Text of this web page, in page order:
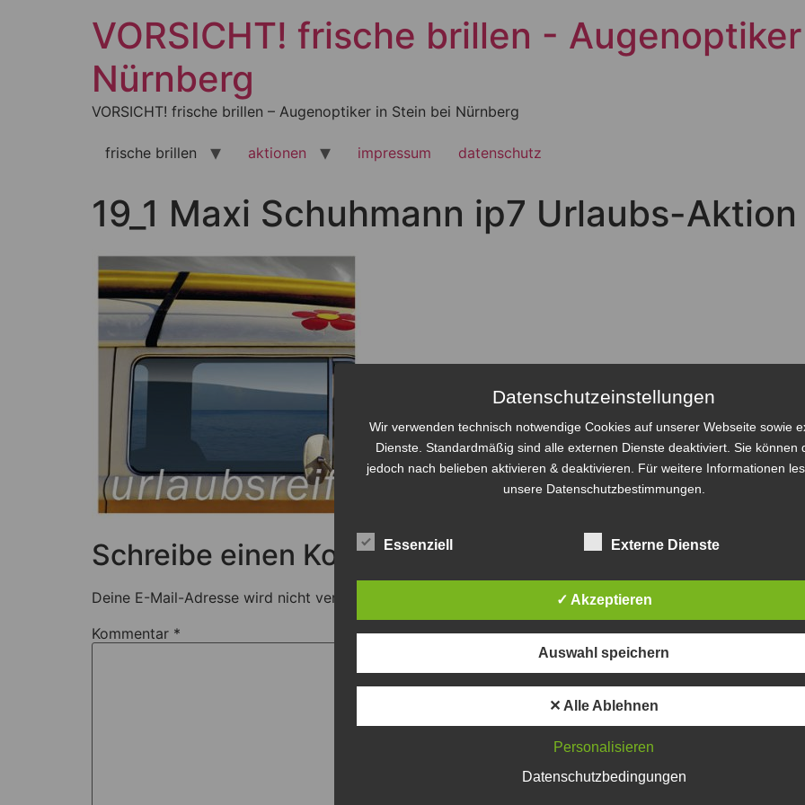
VORSICHT! frische brillen -
Nürnberg
VORSICHT! frische brillen – Augenoptiker in Stein bei Nürnberg
frische brillen aktionen impressum datenschutz
19_1 Maxi Schuhmann ip7 Urlaubs-Aktion
Schreibe einen Kommentar
Deine E-Mail-Adresse wird nicht veröffentlicht. Erforderliche Felder sind mit*markiert
Kommentar *
Datenschutzeinstellungen
Wir verwenden technisch notwendige Cookies auf unserer Webseite sowie
Dienste. Standardmäßig sind alle externen Dienste deaktiviert. Sie können
jedoch nach belieben aktivieren & deaktivieren. Für weitere Informationen
unsere Datenschutzbestimmungen.
Essenziell Externe Dienste
✓ Akzeptieren
Auswahl speichern
✕ Alle Ablehnen
Personalisieren
Datenschutzbedingungen